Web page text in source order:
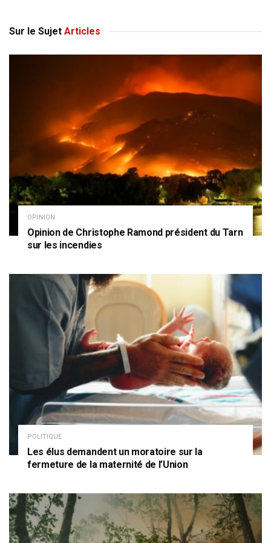
Sur le Sujet Articles
OPINION
Opinion de Christophe Ramond président du Tarn
sur les incendies
POLITIQUE
Les élus demandent un moratoire sur la
fermeture de la maternité de l’Union